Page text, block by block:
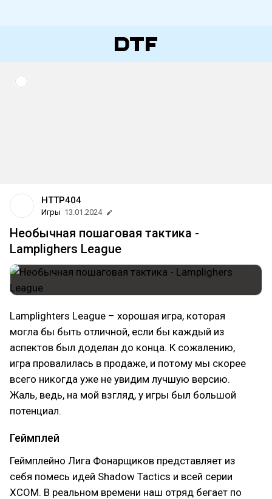
HTTP404
Игры 13.01.2024
Необычная пошаговая тактика -
Lamplighers League
Lamplighters League – хорошая игра, которая
могла бы быть отличной, если бы каждый из
аспектов был доделан до конца. К сожалению,
игра провалилась в продаже, и потому мы скорее
всего никогда уже не увидим лучшую версию.
Жаль, ведь, на мой взгляд, у игры был большой
потенциал.
Геймплей
Геймплейно Лига Фонарщиков представляет из
себя помесь идей Shadow Tactics и всей серии
XCOM. В реальном времени наш отряд бегает по